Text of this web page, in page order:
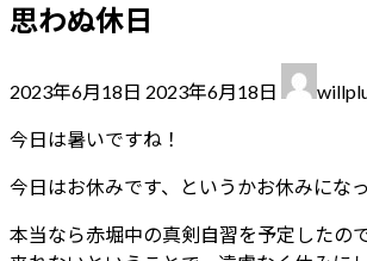
思わぬ休日
2023年6月18日
終
更
日
:
2023年6月18日
今日は暑いですね！
今日はお休みです、というかお休みにな
本当なら赤堀中の真剣自習を予定したの